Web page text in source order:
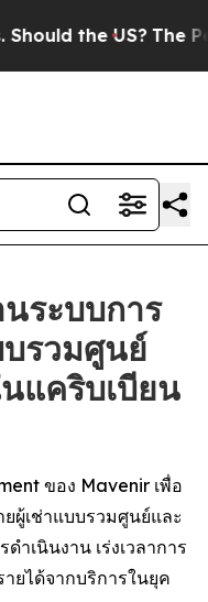
the US? The
ระบบการ
รวมศูนย์
แคริบเบียน
ของ Mavenir เพื่อ
ผู้เช่าแบบรวมศูนย์และ
ำเนินงาน เร่งเวลาการ
ยได้จากบริการในยุค